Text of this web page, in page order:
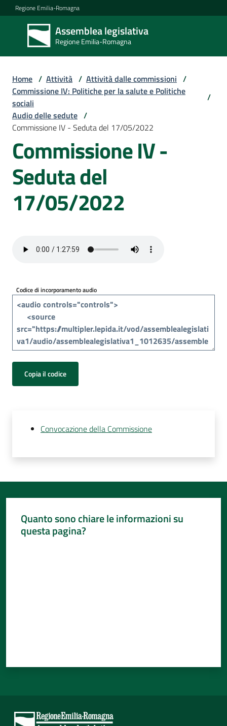
Vai al contenuto
Vai alla navigazione
Vai al footer
Regione Emilia-Romagna
Assemblea legislativa
Regione Emilia-Romagna
Assemblea
legislativa
Regione Emilia-
Assemblea
Attività
media
i
cittadini
Home / Attività / Attività dalle commissioni /
Commissione IV: Politiche per la salute e Politiche
sociali
/
Audio delle sedute /
Commissione IV - Seduta del 17/05/2022
Commissione IV -
Seduta del
17/05/2022
Codice di incorporamento audio
Copia il codice
Convocazione della Commissione
Quanto sono chiare le informazioni su
questa pagina?